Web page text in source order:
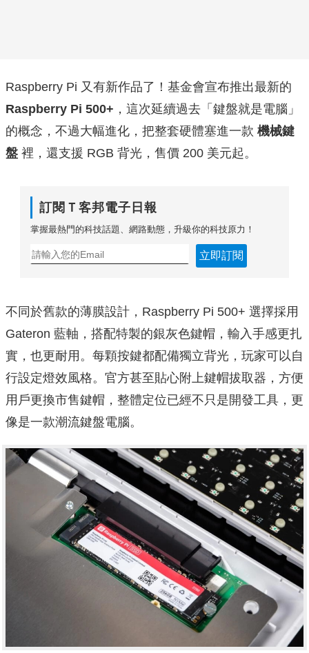
Raspberry Pi 又有新作品了！基金會宣布推出最新的
Raspberry Pi 500+ ，這次延續過去「鍵盤就是電腦」
的概念，不過大幅進化，把整套硬體塞進一款 機械鍵
盤 裡，還支援 RGB 背光，售價 200 美元起。
訂閱Ｔ客邦電子日報
掌握最熱門的科技話題、網路動態，升級你的科技原力！
立即訂閱
不同於舊款的薄膜設計，Raspberry Pi 500+ 選擇採用
Gateron 藍軸，搭配特製的銀灰色鍵帽，輸入手感更扎
實，也更耐用。每顆按鍵都配備獨立背光，玩家可以自
行設定燈效風格。官方甚至貼心附上鍵帽拔取器，方便
用戶更換市售鍵帽，整體定位已經不只是開發工具，更
像是一款潮流鍵盤電腦。